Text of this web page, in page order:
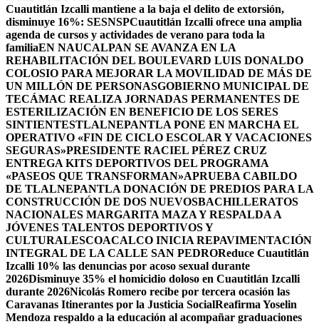
Cuautitlán Izcalli mantiene a la baja el delito de extorsión,
disminuye 16%: SESNSPCuautitlán Izcalli ofrece una amplia
agenda de cursos y actividades de verano para toda la
familiaEN NAUCALPAN SE AVANZA EN LA
REHABILITACIÓN DEL BOULEVARD LUIS DONALDO
COLOSIO PARA MEJORAR LA MOVILIDAD DE MÁS DE
UN MILLÓN DE PERSONASGOBIERNO MUNICIPAL DE
TECÁMAC REALIZA JORNADAS PERMANENTES DE
ESTERILIZACIÓN EN BENEFICIO DE LOS SERES
SINTIENTESTLALNEPANTLA PONE EN MARCHA EL
OPERATIVO «FIN DE CICLO ESCOLAR Y VACACIONES
SEGURAS»PRESIDENTE RACIEL PÉREZ CRUZ
ENTREGA KITS DEPORTIVOS DEL PROGRAMA
«PASEOS QUE TRANSFORMAN»APRUEBA CABILDO
DE TLALNEPANTLA DONACIÓN DE PREDIOS PARA LA
CONSTRUCCIÓN DE DOS NUEVOSBACHILLERATOS
NACIONALES MARGARITA MAZA Y RESPALDA A
JÓVENES TALENTOS DEPORTIVOS Y
CULTURALESCOACALCO INICIA REPAVIMENTACIÓN
INTEGRAL DE LA CALLE SAN PEDROReduce Cuautitlán
Izcalli 10% las denuncias por acoso sexual durante
2026Disminuye 35% el homicidio doloso en Cuautitlán Izcalli
durante 2026Nicolás Romero recibe por tercera ocasión las
Caravanas Itinerantes por la Justicia SocialReafirma Yoselin
Mendoza respaldo a la educación al acompañar graduaciones